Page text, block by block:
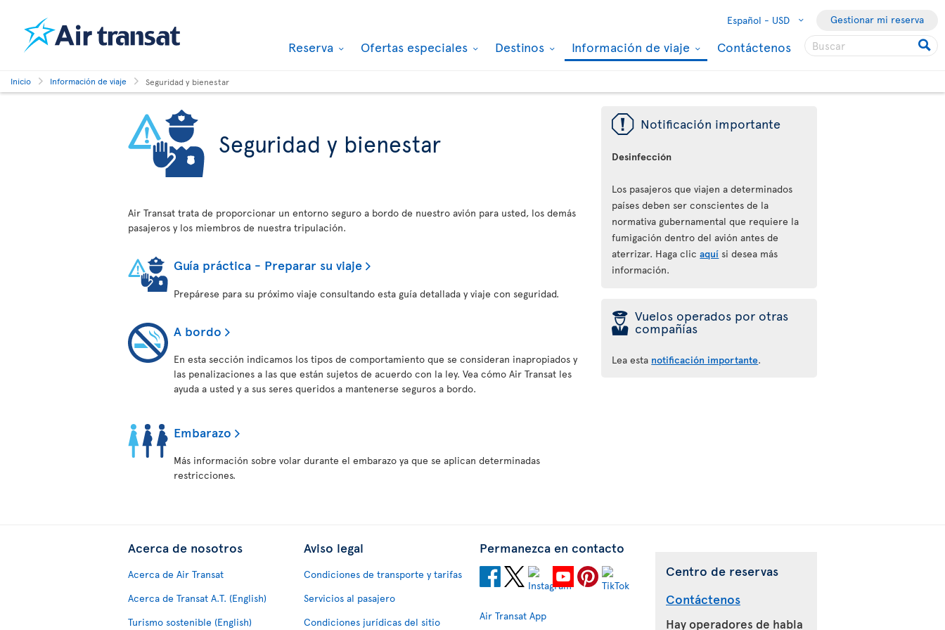
Español - USD Gestionar mi reserva
Reserva Ofertas especiales Destinos Información de viaje Contáctenos
Inicio Información de viaje Seguridad y bienestar
Seguridad y bienestar
Air Transat trata de proporcionar un entorno seguro a bordo de nuestro avión para usted, los demás
pasajeros y los miembros de nuestra tripulación.
Guía práctica - Preparar su viaje
Prepárese para su próximo viaje consultando esta guía detallada y viaje con seguridad.
A bordo
En esta sección indicamos los tipos de comportamiento que se consideran inapropiados y
las penalizaciones a las que están sujetos de acuerdo con la ley. Vea cómo Air Transat les
ayuda a usted y a sus seres queridos a mantenerse seguros a bordo.
Embarazo
Más información sobre volar durante el embarazo ya que se aplican determinadas
restricciones.
ü Notificación importante
Desinfección
Los pasajeros que viajen a determinados
países deben ser conscientes de la
normativa gubernamental que requiere la
fumigación dentro del avión antes de
aterrizar. Haga clicaquí si desea más
información.
þ Vuelos operados por otras
compañías
Lea esta notificación importante.
Acerca de nosotros
Acerca de Air Transat
Acerca de Transat A.T. (English)
Turismo sostenible (English)
Aviso legal
Condiciones de transporte y tarifas
Servicios al pasajero
Condiciones jurídicas del sitio
Permanezca en contacto
Air Transat App
Centro de reservas
Contáctenos
Hay operadores de habla